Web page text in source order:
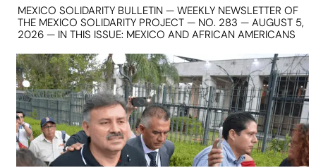
MEXICO SOLIDARITY BULLETIN — WEEKLY NEWSLETTER OF
THE MEXICO SOLIDARITY PROJECT — NO. 283 — AUGUST 5,
2026 — IN THIS ISSUE: MEXICO AND AFRICAN AMERICANS